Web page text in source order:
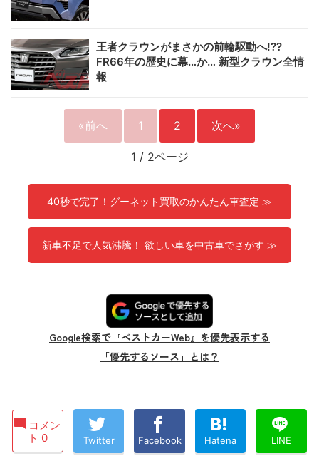
王者クラウンがまさかの前輪駆動へ!??
FR66年の歴史に幕…か… 新型クラウン全情
報
«前へ 1 2 次へ»
1 / 2ページ
40秒で完了！グーネット買取のかんたん車査定 ≫
新車不足で人気沸騰！ 欲しい車を中古車でさがす ≫
Google検索で『ベストカーWeb』を優先表示する
「優先するソース」とは？
コメン
ト 0
Twitter Facebook Hatena LINE